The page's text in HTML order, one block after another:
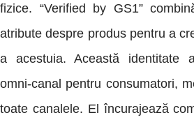
fizice. “Verified by GS1”
atribute despre produs pentru a
a acestuia. Această identitate
omni-canal pentru consumatori,
toate canalele. El încurajează